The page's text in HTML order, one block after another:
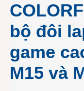
bộ đôi
game
M15 và